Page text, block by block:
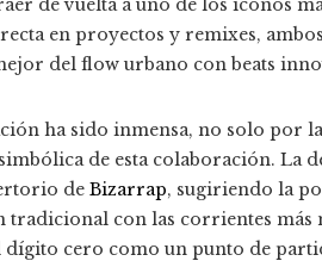
de vuelta a uno de los íconos
en proyectos y remixes,
del flow urbano con beats
ha sido inmensa, no solo por
de esta colaboración. La
de Bizarrap, sugiriendo la
tradicional con las corrientes más
cero como un punto de